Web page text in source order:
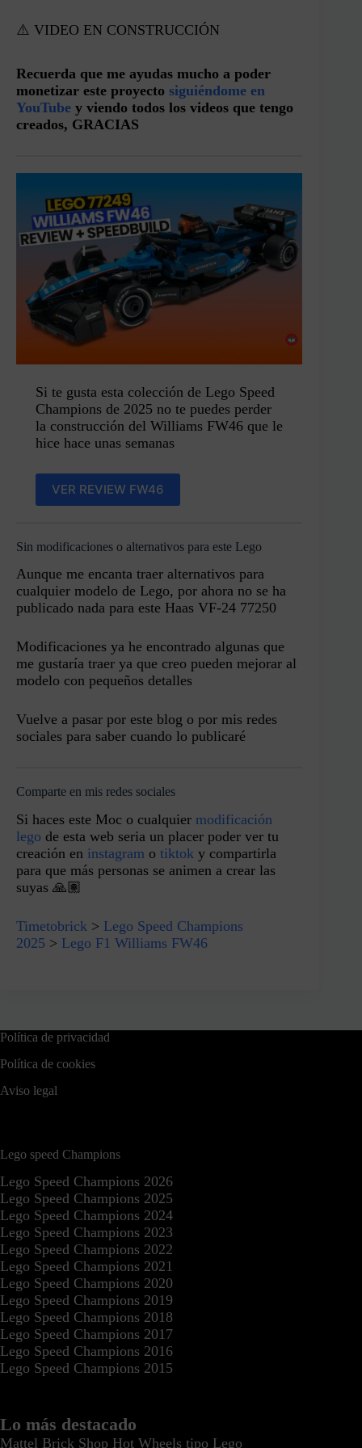
⚠️ VIDEO EN CONSTRUCCIÓN
Recuerda que me ayudas mucho a poder
monetizar este proyecto siguiéndome en
YouTube y viendo todos los videos que tengo
creados, GRACIAS
Si te gusta esta colección de Lego Speed
Champions de 2025 no te puedes perder
la construcción del Williams FW46 que le
hice hace unas semanas
VER REVIEW FW46
Sin modificaciones o alternativos para este Lego
Aunque me encanta traer alternativos para
cualquier modelo de Lego, por ahora no se ha
publicado nada para este Haas VF-24 77250
Modificaciones ya he encontrado algunas que
me gustaría traer ya que creo pueden mejorar al
modelo con pequeños detalles
Vuelve a pasar por este blog o por mis redes
sociales para saber cuando lo publicaré
Comparte en mis redes sociales
Si haces este Moc o cualquier modificación
lego de esta web seria un placer poder ver tu
creación en instagram o tiktok y compartirla
para que más personas se animen a crear las
suyas 🙏🏽
Timetobrick > Lego Speed Champions
2025 > Lego F1 Williams FW46
Política de privacidad
Política de cookies
Aviso legal
Lego speed Champions
Lego Speed Champions 2026
Lego Speed Champions 2025
Lego Speed Champions 2024
Lego Speed Champions 2023
Lego Speed Champions 2022
Lego Speed Champions 2021
Lego Speed Champions 2020
Lego Speed Champions 2019
Lego Speed Champions 2018
Lego Speed Champions 2017
Lego Speed Champions 2016
Lego Speed Champions 2015
Lo más destacado
Mattel Brick Shop Hot Wheels tipo Lego